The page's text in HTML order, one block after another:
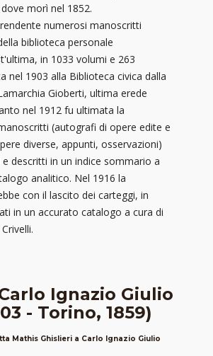
morì nel 1852.
numerosi manoscritti
biblioteca personale
in 1033 volumi e 263
nel 1903 alla Biblioteca civica dalla
Gioberti, ultima erede
nel 1912 fu ultimata la
(autografi di opere edite e
diverse, appunti, osservazioni)
descritti in un indice sommario a
analitico. Nel 1916 la
con il lascito dei carteggi, in
in un accurato catalogo a cura di
Ignazio Giulio
- Torino, 1859)